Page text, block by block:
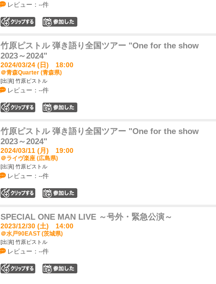
レビュー：--件
竹原ピストル 弾き語り全国ツアー "One for the show
2023～2024"
2024/03/24 (日) 18:00
＠青森Quarter (青森県)
[出演] 竹原ピストル
レビュー：--件
竹原ピストル 弾き語り全国ツアー "One for the show
2023～2024"
2024/03/11 (月) 19:00
＠ライヴ楽座 (広島県)
[出演] 竹原ピストル
レビュー：--件
SPECIAL ONE MAN LIVE ～号外・緊急公演～
2023/12/30 (土) 14:00
＠水戸90EAST (茨城県)
[出演] 竹原ピストル
レビュー：--件